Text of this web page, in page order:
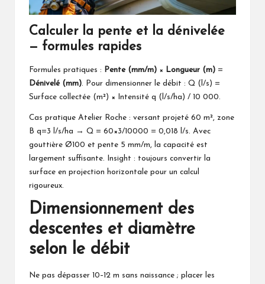
Calculer la pente et la dénivelée
— formules rapides
Formules pratiques : Pente (mm/m) × Longueur (m) =
Dénivelé (mm). Pour dimensionner le débit : Q (l/s) =
Surface collectée (m²) × Intensité q (l/s/ha) / 10 000.
Cas pratique Atelier Roche : versant projeté 60 m², zone
B q=3 l/s/ha → Q = 60×3/10000 = 0,018 l/s. Avec
gouttière Ø100 et pente 5 mm/m, la capacité est
largement suffisante. Insight : toujours convertir la
surface en projection horizontale pour un calcul
rigoureux.
Dimensionnement des
descentes et diamètre
selon le débit
Ne pas dépasser 10–12 m sans naissance ; placer les